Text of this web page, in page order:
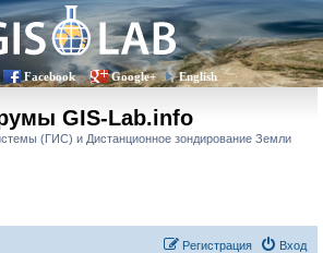
Facebook Google+ English
GIS-Lab.info
(ГИС) и Дистанционное зондирование Земли
Вход
Регистрация